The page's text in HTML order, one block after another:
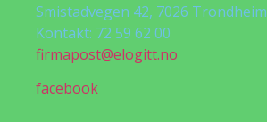
Smistadvegen 42, 7026 Trondheim
Kontakt: 72 59 62 00
firmapost@elogitt.no
facebook